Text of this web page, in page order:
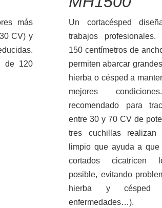
Jardín
más
CV) y
de 120
Un cortacésped
trabajos
150 centímetros de
permiten abarcar
hierba o césped a
mejores
recomendado para
entre 30 y 70 CV de
tres cuchillas realizan
limpio que ayuda a
cortados cicatricen
posible, evitando
hierba y césped
enfermedades…).